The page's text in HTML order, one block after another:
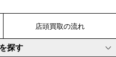
店頭買取の流れ
探す